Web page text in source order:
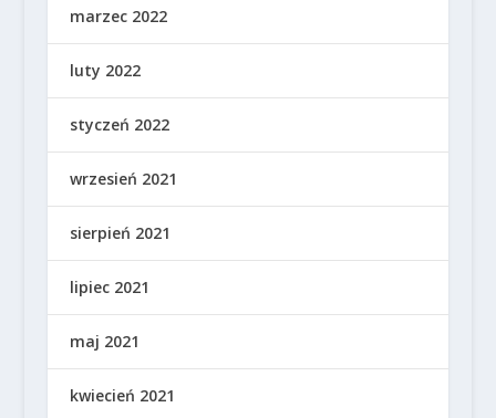
marzec 2022
luty 2022
styczeń 2022
wrzesień 2021
sierpień 2021
lipiec 2021
maj 2021
kwiecień 2021